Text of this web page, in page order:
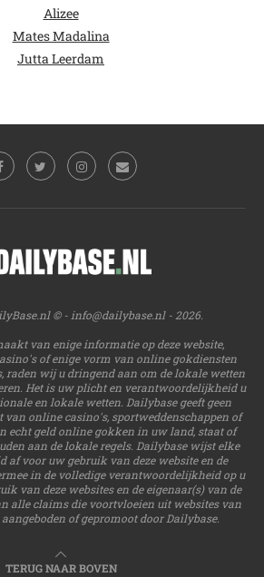
Alizee
Mates Madalina
Jutta Leerdam
© - info@dailybase.nl- 2026.
van enige informatie op deze website,
of enige vorm van online gokdiensten
raden wij u dringend aan om de lokale wetten
Het is uw plicht en verantwoordelijkheid u
en lokale wetten. Dailybase geeft geen
van online casino's, sportweddenschappen of
echt geld online gokken in uw land, staat of
aan de lokale regels. Dailybase wijst elke
af voor uw gebruik van deze website en de
in de volledige verantwoordelijkheid op u
van deze websites en de eigenaar(s) van de
alle claims die voortvloeien uit websites van
of gepromoot door Dailybase.
TERUG NAAR BOVEN